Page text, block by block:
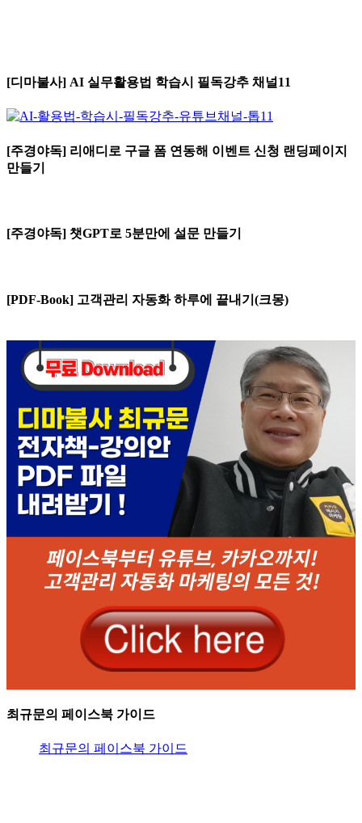
[디마불사] AI 실무활용법 학습시 필독강추 채널11
[주경야독] 리애디로 구글 폼 연동해 이벤트 신청 랜딩페이지
만들기
[주경야독] 챗GPT로 5분만에 설문 만들기
[PDF-Book] 고객관리 자동화 하루에 끝내기(크몽)
최규문의 페이스북 가이드
최규문의 페이스북 가이드